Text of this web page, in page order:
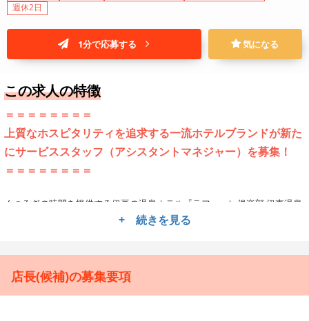
週休2日
1分で応募する 気になる
この求人の特徴
＝＝＝＝＝＝＝＝
上質なホスピタリティを追求する一流ホテルブランドが新た
にサービススタッフ（アシスタントマネジャー）を募集！
＝＝＝＝＝＝＝＝
くつろぎの時間を提供する伊豆の温泉ホテル『ラフォーレ俱楽部 伊東温泉
湯の庭』。世界最大のホテルチェーン「マリオット・インターナショナ
上質なホスピタリティの提供をモットーとしている同社ですが、今後も観
光から地方を盛り上げる様々なプロジェクトを控えており、新たに力を発
+ 続きを見る
店長(候補)の募集要項